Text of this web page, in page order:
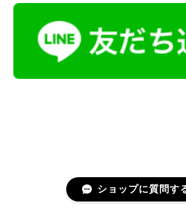
ショップに質問す